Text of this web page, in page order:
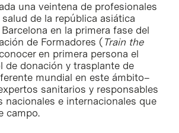
una veintena de profesionales
de la república asiática
en la primera fase del
de Formadores ( Train the
en primera persona el
de donación y trasplante de
mundial en este ámbito–
sanitarios y responsables
nacionales e internacionales que
campo.